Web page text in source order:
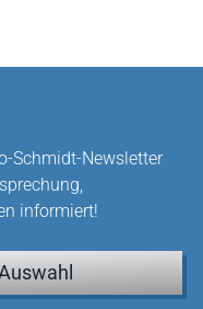
Schmidt-Newsletter
informiert!